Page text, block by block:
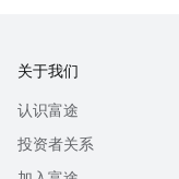
关于我们
认识富途
投资者关系